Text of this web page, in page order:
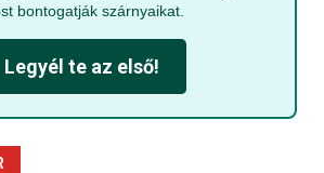
bontogatják szárnyaikat.
Legyél te az első!